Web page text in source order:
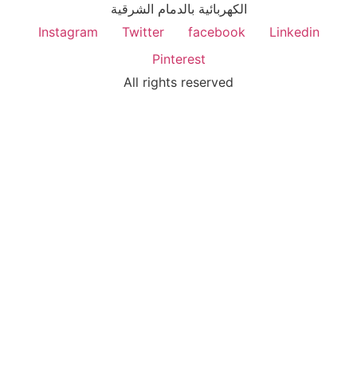
الكهربائية بالدمام الشرقية
Instagram
Twitter facebook
Linkedin
Pinterest
All rights reserved